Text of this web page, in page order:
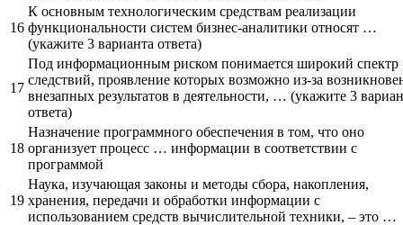
16
К основным технологическим средствам реализации
функциональности систем бизнес-аналитики относят …
(укажите 3 варианта ответа)
17
Под информационным риском понимается широкий спектр
следствий, проявление которых возможно из-за
внезапных результатов в деятельности, … (укажите 3
ответа)
18
Назначение программного обеспечения в том, что оно
организует процесс … информации в соответствии с
программой
19
Наука, изучающая законы и методы сбора, накопления,
хранения, передачи и обработки информации с
использованием средств вычислительной техники, – это …